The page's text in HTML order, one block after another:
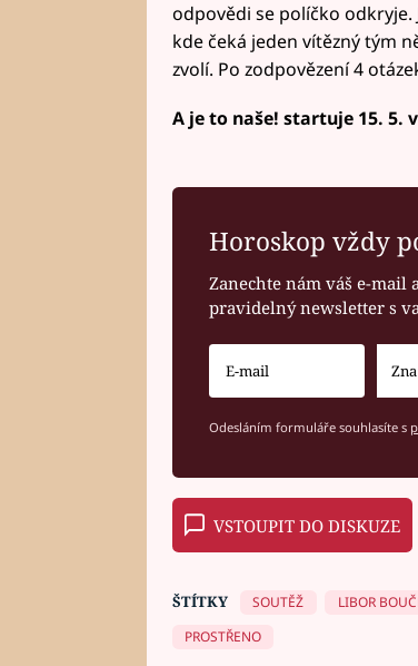
odpovědi se políčko odkryje.
kde čeká jeden vítězný tým
zvolí. Po zodpovězení 4
A je to naše! startuje 15. 5.
Horoskop vždy
Zanechte nám váš e-mail
pravidelný newsletter s
Odesláním formuláře souhlasíte s
VSTOUPIT DO DISKUZE
ŠTÍTKY SOUTĚŽ LIBOR
PROSTŘENO